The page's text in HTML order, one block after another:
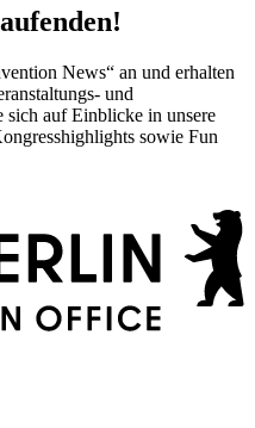
News“ an und erhalten
und
sich auf Einblicke in unsere
sowie Fun